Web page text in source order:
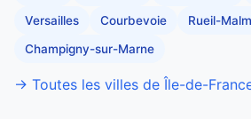
Versailles Courbevoie Rueil-
Champigny-sur-Marne
→ Toutes les villes de Île-de-